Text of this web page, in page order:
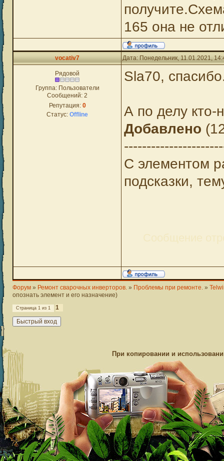
165 она не
vocativ7 Дата: Понедельник, 11.01.2021,
Рядовой
Группа: Пользователи
Сообщений: 2
Репутация: 0
Статус: Offline
Sla70,
А по делу кто-
Добавлено
С элементом
подсказки,
Форум » Ремонт сварочных инверторов. » Проблемы при ремонте. »
опознать элемент и его назначение)
Страница 1 из 1 1
При копировании и